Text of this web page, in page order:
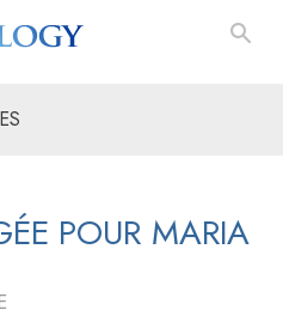
POUR MARIA